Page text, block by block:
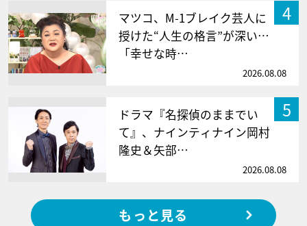
4
マツコ、M-1ブレイク芸人に
授けた“人生の格言”が深い…
「幸せな時…
2026.08.08
5
ドラマ『名探偵のままでい
て』、ナインティナイン岡村
隆史＆矢部…
2026.08.08
もっと見る